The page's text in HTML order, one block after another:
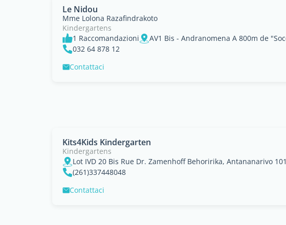
Le Nidou
Mme Lolona Razafindrakoto
Kindergartens
1 Raccomandazioni
032 64 878 12
Contattaci
Kits4Kids Kindergarten
Kindergartens
Lot IVD 20 Bis Rue Dr. Zamenhoff Behoririka, Antananarivo 101
(261)337448048
Contattaci